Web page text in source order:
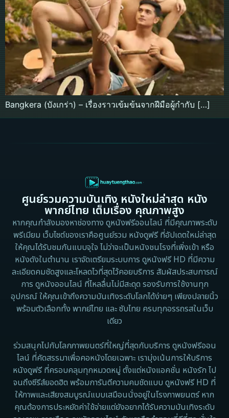
Bangkera (บังเกร่า) – เรื่องราวเข้มข้นจากฝีมือผู้กำกับ […]
ศูนย์รวมความบันเทิง หนังใหม่ล่าสุด หนัง
พากย์ไทย เต็มเรื่อง คุณภาพสูง
หากคุณกำลังมองหาช่องทาง ดูหนังฟรีออนไลน์ ที่มีคุณภาพระดับ
พรีเมียม เว็บไซต์ของเราคือศูนย์รวม หนังดูฟรี ที่อัปเดตใหม่ล่าสุด
ให้คุณได้รับชมกันแบบจุใจ ไม่ว่าจะเป็นหนังชนโรงที่เพิ่งเข้า หรือ
หนังดังในตำนาน เราจัดเตรียมระบบการ ดูหนังฟรี HD ที่มีความ
ละเอียดคมชัดสูงและโหลดไวที่สุดไว้คอยบริการ สัมผัสประสบการณ์
การ ดูหนังออนไลน์ ที่ไหลลื่นไม่มีสะดุด รองรับการใช้งานทุก
อุปกรณ์ ให้คุณเข้าถึงความบันเทิงระดับโลกได้ง่ายๆ เพียงปลายนิ้ว
พร้อมตัวเลือกทั้ง พากย์ไทย และ ซับไทย ครบทุกอรรถรสในเว็บ
เดียว
ร่วมสนุกไปกับโลกภาพยนตร์ที่ใหญ่ที่สุดกับบริการ ดูหนังฟรีออน
ไลน์ ที่คัดสรรมาเพื่อคอหนังโดยเฉพาะ เรามุ่งเน้นการให้บริการ
หนังดูฟรี ที่ครอบคลุมทุกหมวดหมู่ ตั้งแต่หนังแอคชั่น หนังรัก ไป
จนถึงซีรีส์ยอดฮิต พร้อมการันตีความคมชัดแบบ ดูหนังฟรี HD ที่
ให้ภาพและเสียงสมบูรณ์แบบเสมือนนั่งอยู่ในโรงภาพยนตร์ หาก
คุณต้องการประหยัดค่าใช้จ่ายแต่ยังอยากได้รับความบันเทิงระดับ